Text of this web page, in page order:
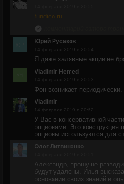
fundico.ru
Юрий Русаков
14 февраля 2019 в 20:54
Я даже халявные акции не
Vladimir Hemed
14 февраля 2019 в 20:53
Фон возникает периодически.
Vladimir
14 февраля 2019 в 20:52
У Вас в консервативной
опционами. Это конструкция
опционы используются для
Олег Литвиненко
Александр, прошу не
будут удалены. Илья
основании своих знаний и